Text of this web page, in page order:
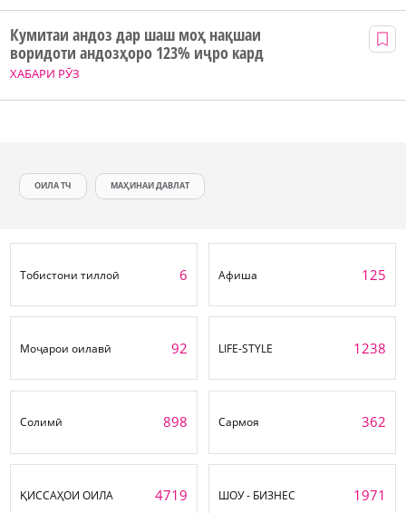
ХАБАРИ РӮЗ
Кумитаи андоз дар шаш моҳ нақшаи
воридоти андозҳоро 123% иҷро кард
ОИЛА ТЧ МАҲИНАИ ДАВЛАТ
Тобистони тиллоӣ 6 Афиша 125
Моҷарои оилавӣ 92 LIFE-STYLE 1238
Солимӣ 898 Сармоя 362
ҚИССАҲОИ ОИЛА 4719 ШОУ - БИЗНЕС 1971